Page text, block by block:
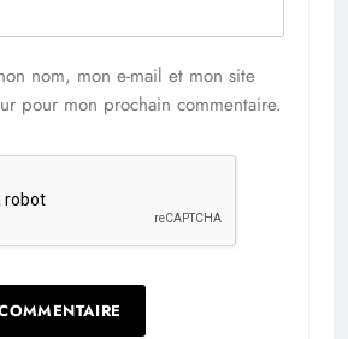
nom, mon e-mail et mon site
pour mon prochain commentaire.